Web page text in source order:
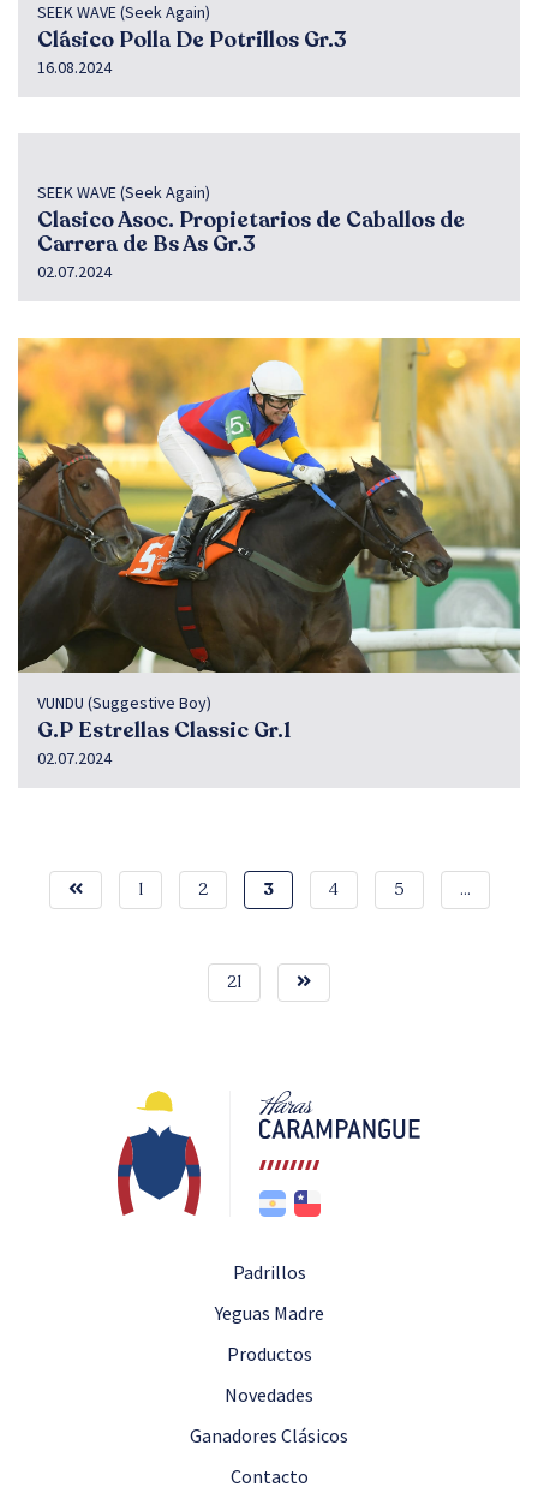
SEEK WAVE (Seek Again)
Clásico Polla De Potrillos Gr.3
16.08.2024
SEEK WAVE (Seek Again)
Clasico Asoc. Propietarios de Caballos de
Carrera de Bs As Gr.3
02.07.2024
VUNDU (Suggestive Boy)
G.P Estrellas Classic Gr.1
02.07.2024
1 2 3 4 5 …
21
Padrillos
Yeguas Madre
Productos
Novedades
Ganadores Clásicos
Contacto